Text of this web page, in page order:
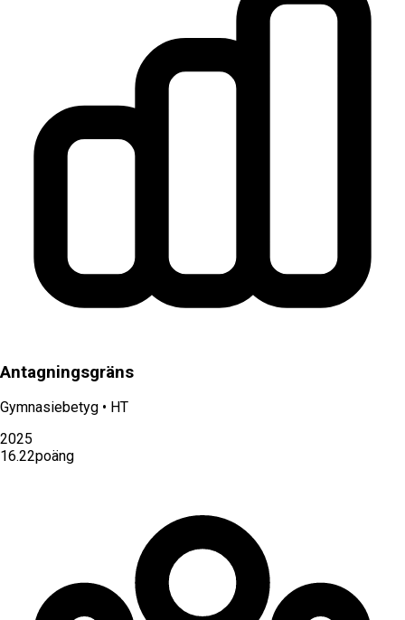
Antagningsgräns
Gymnasiebetyg • HT
2025
16.22poäng